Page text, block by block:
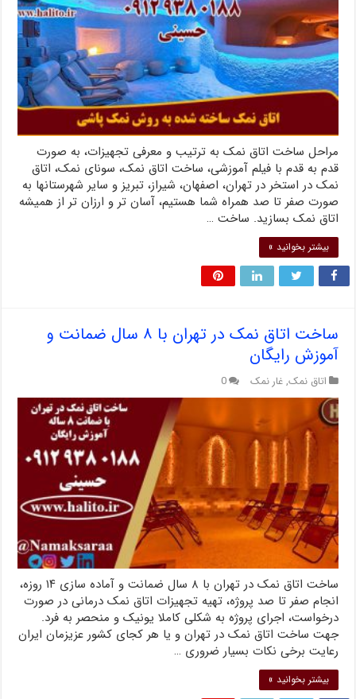
مراحل ساخت اتاق نمک به ترتیب و معرفی تجهیزات، به صورت
قدم به قدم با فیلم آموزشی، ساخت اتاق نمک، سونای نمک، اتاق
نمک در استخر در تهران، اصفهان، شیراز، تبریز و سایر شهرستانها به
صورت صفر تا صد همراه شما هستیم، آسان تر و ارزان تر از همیشه
اتاق نمک بسازید. ساخت …
بیشتر بخوانید »
ساخت اتاق نمک در تهران با ۸ سال ضمانت و
آموزش رایگان
اتاق نمک, غار نمک 0
ساخت اتاق نمک در تهران با ۸ سال ضمانت و آماده سازی ۱۴ روزه،
انجام صفر تا صد پروژه، تهیه تجهیزات اتاق نمک درمانی در صورت
درخواست، اجرای پروژه به شکلی کاملا یونیک و منحصر به فرد.
جهت ساخت اتاق نمک در تهران و یا هر کجای کشور عزیزمان ایران
رعایت برخی نکات بسیار ضروری …
بیشتر بخوانید »